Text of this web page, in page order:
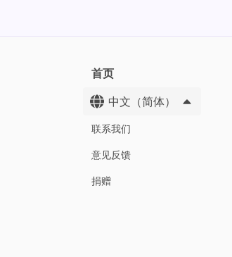
首页
中文（简体）
联系我们
意见反馈
捐赠